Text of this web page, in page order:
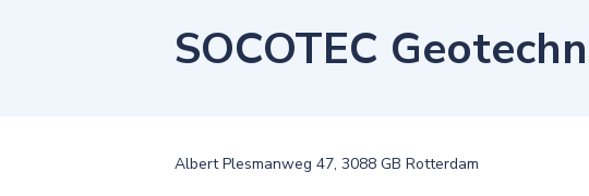
SOCOTEC
Albert Plesmanweg 47, 3088 GB Rotterdam